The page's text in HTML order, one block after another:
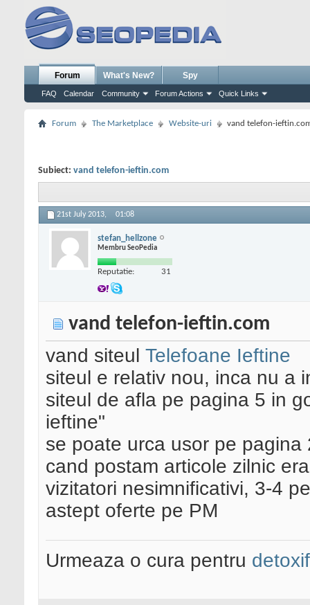
Forum
FAQ Calendar Community Forum Actions Quick Links
What's New? Spy
Forum The Marketplace Website-uri vand telefon-
Subiect: vand telefon-ieftin.com
21st July 2013, 01:08
stefan_hellzone
Membru SeoPedia
Reputatie: 31
vand telefon-ieftin.com
vand siteul Telefoane Ieftine
siteul e relativ nou, inca nu a
siteul de afla pe pagina 5 in
ieftine"
se poate urca usor pe
cand postam articole zilnic
vizitatori nesimnificativi, 3-4
astept oferte pe PM
Urmeaza o cura pentru